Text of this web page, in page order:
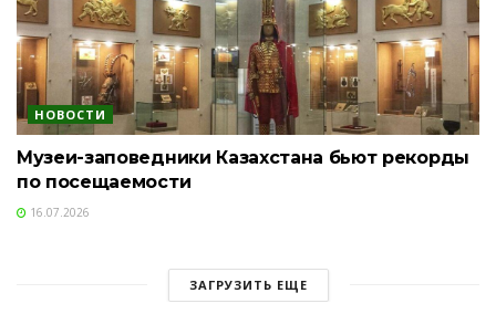
НОВОСТИ
Музеи-заповедники Казахстана бьют рекорды
по посещаемости
16.07.2026
ЗАГРУЗИТЬ ЕЩЕ